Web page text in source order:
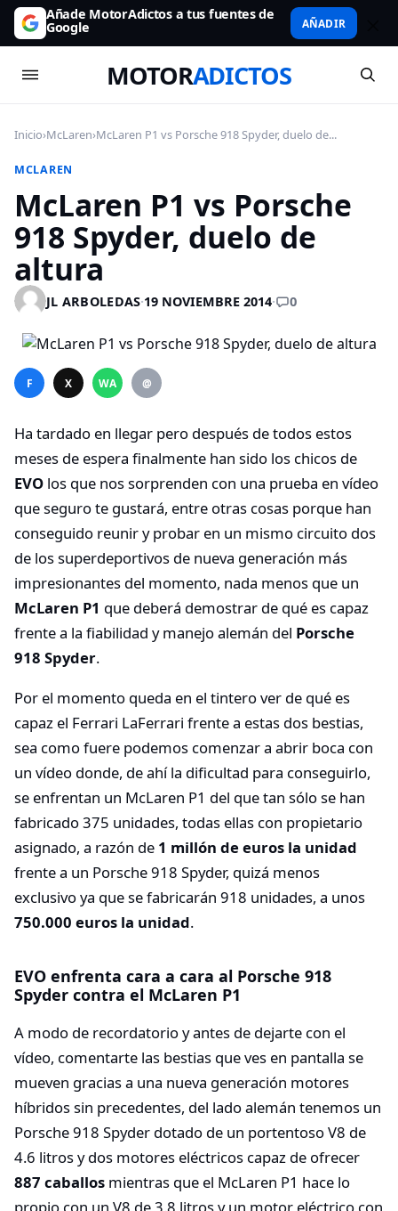
Añade MotorAdictos a tus fuentes de
Google AÑADIR
MOTORADICTOS
Inicio›McLaren›McLaren P1 vs Porsche 918 Spyder, duelo de...
MCLAREN
McLaren P1 vs Porsche
918 Spyder, duelo de
altura
JL ARBOLEDAS·19 NOVIEMBRE 2014· 0
F X WA @
Ha tardado en llegar pero después de todos estos
meses de espera finalmente han sido los chicos de
EVO los que nos sorprenden con una prueba en vídeo
que seguro te gustará, entre otras cosas porque han
conseguido reunir y probar en un mismo circuito dos
de los superdeportivos de nueva generación más
impresionantes del momento, nada menos que un
McLaren P1 que deberá demostrar de qué es capaz
frente a la fiabilidad y manejo alemán del Porsche
918 Spyder.
Por el momento queda en el tintero ver de qué es
capaz el Ferrari LaFerrari frente a estas dos bestias,
sea como fuere podemos comenzar a abrir boca con
un vídeo donde, de ahí la dificultad para conseguirlo,
se enfrentan un McLaren P1 del que tan sólo se han
fabricado 375 unidades, todas ellas con propietario
asignado, a razón de 1 millón de euros la unidad
frente a un Porsche 918 Spyder, quizá menos
exclusivo ya que se fabricarán 918 unidades, a unos
750.000 euros la unidad.
EVO enfrenta cara a cara al Porsche 918
Spyder contra el McLaren P1
A modo de recordatorio y antes de dejarte con el
vídeo, comentarte las bestias que ves en pantalla se
mueven gracias a una nueva generación motores
híbridos sin precedentes, del lado alemán tenemos un
Porsche 918 Spyder dotado de un portentoso V8 de
4.6 litros y dos motores eléctricos capaz de ofrecer
887 caballos mientras que el McLaren P1 hace lo
propio con un V8 de 3.8 litros y un motor eléctrico con